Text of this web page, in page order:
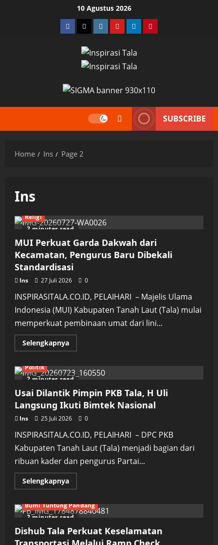
10 Agustus 2026
Facebook
TwitterInstagram
YouTubeLinkedInPinterest
SUBSCRIBE
Home Ins Page 2
Ins
2 minutes read
Religi
MUI Perkuat Garda Dakwah dari
Kecamatan, Pengurus Baru Dibekali
Standardisasi
Ins 27 Juli 2026 0
INSPIRASITALA.CO.ID, PELAIHARI – Majelis Ulama
Indonesia (MUI) Kabupaten Tanah Laut (Tala) mulai
memperkuat pembinaan umat dari lini...
SelengkapnyaRead
more
Perkuat
Garda
dari
Kecamatan,
Pengurus
Baru
Dibekali
2 minutes read
Politik
Usai Dilantik Pimpin PKB Tala, H Uli
Langsung Ikuti Bimtek Nasional
Ins 25 Juli 2026 0
INSPIRASITALA.CO.ID, PELAIHARI – DPC PKB
Kabupaten Tanah Laut (Tala) menjadi bagian dari
ribuan kader dan pengurus Partai...
SelengkapnyaRead
more
Dilantik
Pimpin
Tala,
H
Uli
2 minutes read
Bumi Tuntung Pandang
Dishub Tala Perkuat Keselamatan